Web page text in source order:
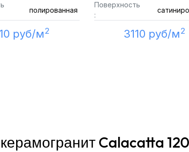
полированная
руб/м2
Поверхность
:
3110 руб/м2
керамогранит Calacatta